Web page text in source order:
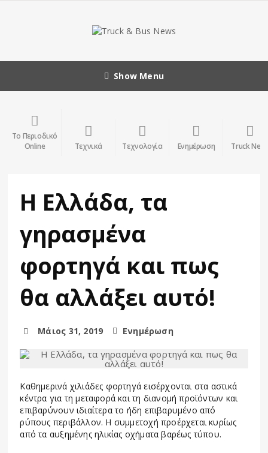
Show Menu
Το Περιοδικό
Online
Τεχνικά Τεχνολογία Ενημέρωση Truck
Η Ελλάδα, τα
γηρασμένα
φορτηγά και πως
θα αλλάξει αυτό!
Μάιος 31, 2019 Ενημέρωση
Καθημερινά χιλιάδες φορτηγά εισέρχονται στα αστικά
κέντρα για τη μεταφορά και τη διανομή προϊόντων και
επιβαρύνουν ιδιαίτερα το ήδη επιβαρυμένο από
ρύπους περιβάλλον. Η συμμετοχή προέρχεται κυρίως
από τα αυξημένης ηλικίας οχήματα βαρέως τύπου.